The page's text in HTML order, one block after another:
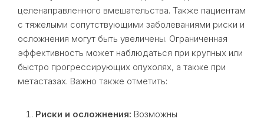
целенаправленного вмешательства. Также пациентам
с тяжелыми сопутствующими заболеваниями риски и
осложнения могут быть увеличены. Ограниченная
эффективность может наблюдаться при крупных или
быстро прогрессирующих опухолях, а также при
метастазах. Важно также отметить:
Риски и осложнения: Возможны